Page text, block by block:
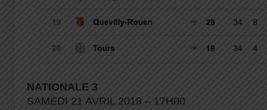
NATIONALE 3
SAMEDI 21 AVRIL 2018 – 17H00